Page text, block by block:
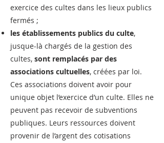
exercice des cultes dans les lieux publics
fermés ;
les établissements publics du culte,
jusque-là chargés de la gestion des
cultes, sont remplacés par des
associations cultuelles, créées par loi.
Ces associations doivent avoir pour
unique objet l’exercice d’un culte. Elles ne
peuvent pas recevoir de subventions
publiques. Leurs ressources doivent
provenir de l’argent des cotisations